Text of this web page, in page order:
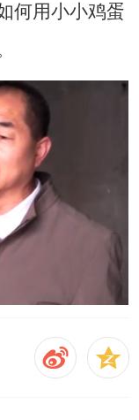
何用小小鸡蛋